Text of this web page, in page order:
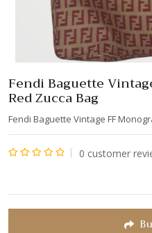
Fendi Baguette
Red Zucca Bag
Fendi Baguette Vintage FF
0 customer